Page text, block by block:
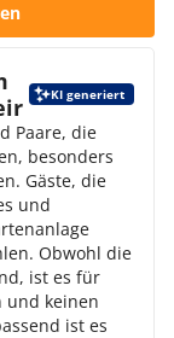
KI generiert
Paare, die
besonders
Gäste, die
und
Obwohl die
ist es für
und keinen
ist es